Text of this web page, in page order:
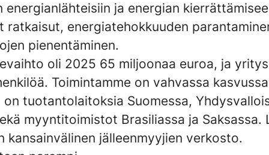
energianlähteisiin ja energian
ratkaisut, energiatehokkuuden
pienentäminen.
oli 2025 65 miljoonaa euroa, ja
Toimintamme on vahvassa
on tuotantolaitoksia Suomessa,
myyntitoimistot Brasiliassa ja Saksassa.
kansainvälinen jälleenmyyjien verkosto.